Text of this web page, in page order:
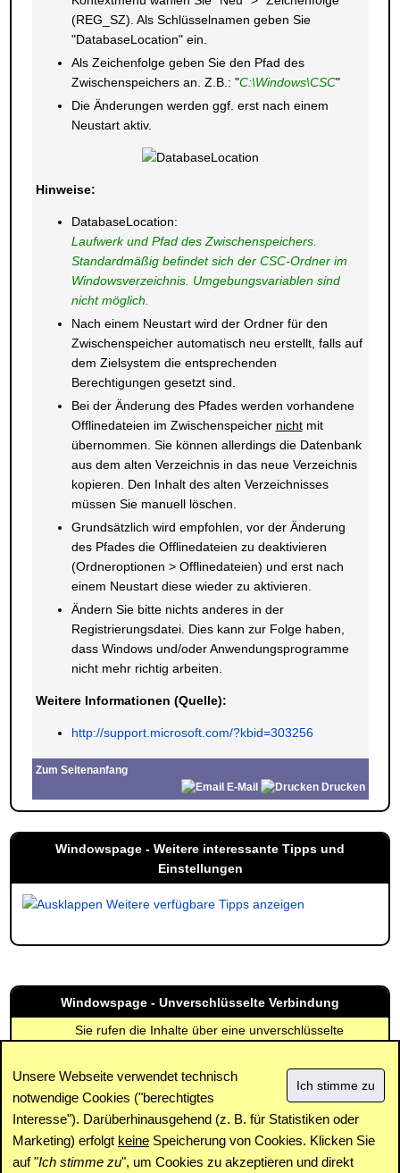
(REG_SZ). Als Schlüsselnamen geben Sie
"DatabaseLocation" ein.
Als Zeichenfolge geben Sie den Pfad des
Zwischenspeichers an. Z.B.: "C:\Windows\CSC"
Die Änderungen werden ggf. erst nach einem
Neustart aktiv.
Hinweise:
DatabaseLocation:
Laufwerk und Pfad des Zwischenspeichers.
Standardmäßig befindet sich der CSC-Ordner im
Windowsverzeichnis. Umgebungsvariablen sind
nicht möglich.
Nach einem Neustart wird der Ordner für den
Zwischenspeicher automatisch neu erstellt, falls auf
dem Zielsystem die entsprechenden
Berechtigungen gesetzt sind.
Bei der Änderung des Pfades werden vorhandene
Offlinedateien im Zwischenspeicher nichtmit
übernommen. Sie können allerdings die Datenbank
aus dem alten Verzeichnis in das neue Verzeichnis
kopieren. Den Inhalt des alten Verzeichnisses
müssen Sie manuell löschen.
Grundsätzlich wird empfohlen, vor der Änderung
des Pfades die Offlinedateien zu deaktivieren
(Ordneroptionen > Offlinedateien) und erst nach
einem Neustart diese wieder zu aktivieren.
Ändern Sie bitte nichts anderes in der
Registrierungsdatei. Dies kann zur Folge haben,
dass Windows und/oder Anwendungsprogramme
nicht mehr richtig arbeiten.
Weitere Informationen (Quelle):
http://support.microsoft.com/?kbid=303256
Zum Seitenanfang
E-Mail
Drucken
Windowspage - Weitere interessante Tipps und
Einstellungen
Weitere verfügbare Tipps anzeigen
Unsere Webseite verwendet technisch
notwendige Cookies ("berechtigtes
Interesse"). Darüberhinausgehend (z. B. für Statistiken oder
Marketing) erfolgt keine Speicherung von Cookies. Klicken Sie
auf "Ich stimme zu", um Cookies zu akzeptieren und direkt
Windowspage - Unverschlüsselte Verbindung
Sie rufen die Inhalte über eine unverschlüsselte
verschlüsselte Verbindung (SSL) abgerufen werden:
https://www.windowspage.de/tipps/022227.html
Impressum | Kontakt | Datenschutz / Cookies |
SPAM /
Abuse
| Newsletter | Forum